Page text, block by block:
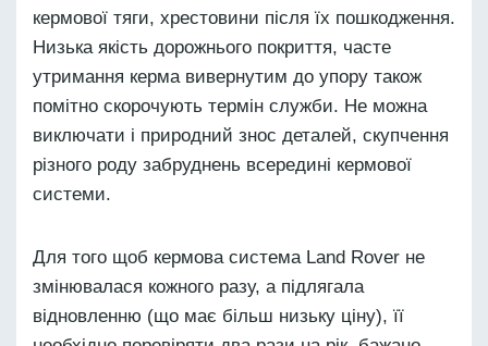
кермової тяги, хрестовини після їх пошкодження.
Низька якість дорожнього покриття, часте
утримання керма вивернутим до упору також
помітно скорочують термін служби. Не можна
виключати і природний знос деталей, скупчення
різного роду забруднень всередині кермової
системи.
Для того щоб кермова система Land Rover не
змінювалася кожного разу, а підлягала
відновленню (що має більш низьку ціну), її